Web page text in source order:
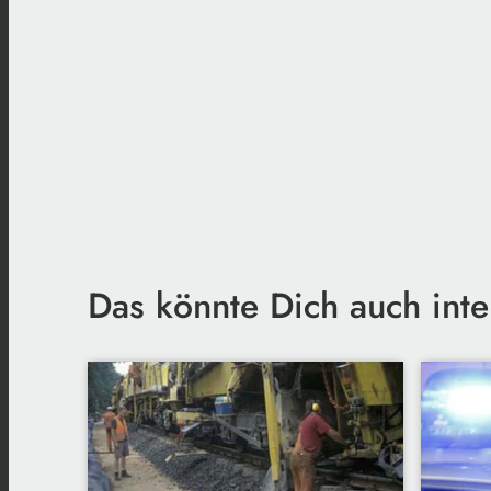
Das könnte Dich auch